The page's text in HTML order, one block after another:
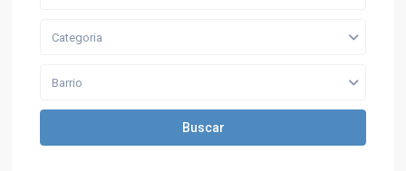
Categoria
Barrio
Buscar